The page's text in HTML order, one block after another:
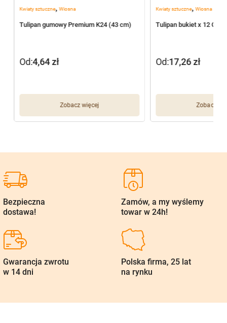
Kwiaty sztuczne, Wiosna
Tulipan gumowy Premium K24 (43 cm)
Zobacz więcej
Od:4,64zł
Kwiaty sztuczne,Wiosna
Tulipan bukiet x 12
Zobacz
Od:17,26zł
Bezpieczna
dostawa!
Zamów, a my wyślemy
towar w 24h!
Gwarancja zwrotu
w 14 dni
Polska firma, 25 lat
na rynku